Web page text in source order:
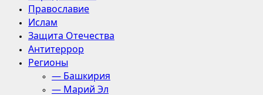
Православие
Ислам
Защита Отечества
Антитеррор
Регионы
— Башкирия
— Марий Эл